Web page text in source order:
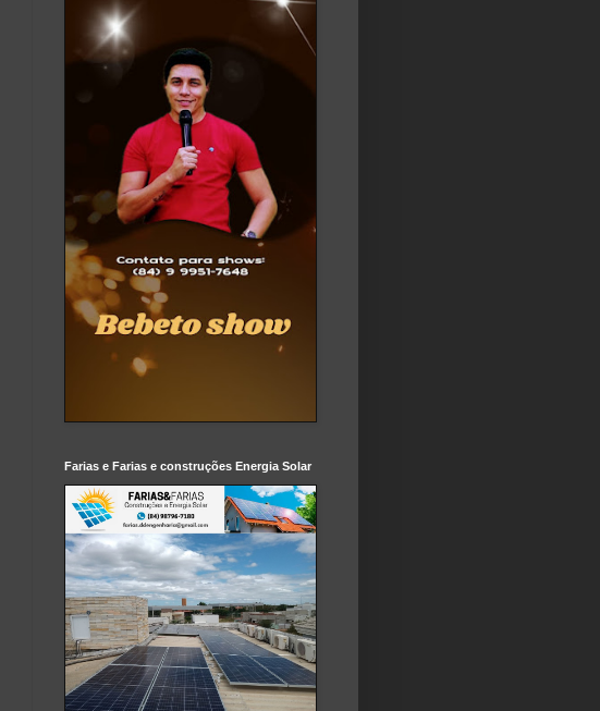
Farias e Farias e construções Energia Solar